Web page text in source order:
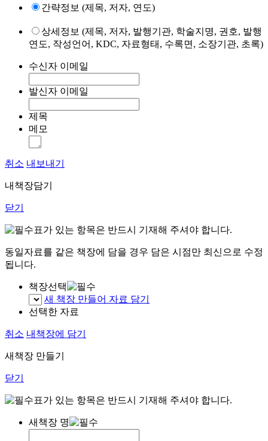
간략정보 (제목, 저자, 연도)
상세정보 (제목, 저자, 발행기관, 학술지명, 권호, 발행
연도, 작성언어, KDC, 자료형태, 수록면, 소장기관, 초록)
수신자 이메일
발신자 이메일
제목
메모
취소 내보내기
내책장담기
닫기
표가 있는 항목은 반드시 기재해 주셔야 합니다.
동일자료를 같은 책장에 담을 경우 담은 시점만 최신으로 수정
됩니다.
책장선택
새 책장 만들어 자료 담기
선택한 자료
취소 내책장에 담기
새책장 만들기
닫기
표가 있는 항목은 반드시 기재해 주셔야 합니다.
새책장 명